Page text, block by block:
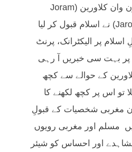
دان جورام جیرون وان کلاورین (Joram
Jaron van Klaveren) نے اسلام قبول کر لیا
پر الیکٹرانک، پرنٹ
پر بہت سی خبریں آ رہی
کے حوالے سے کچھ
تو اس پر کچھ لکھنے کا
مغربی شخصیات کے قبولِ
مسلم اور مغربی رویوں
اور احساس کو شیئر